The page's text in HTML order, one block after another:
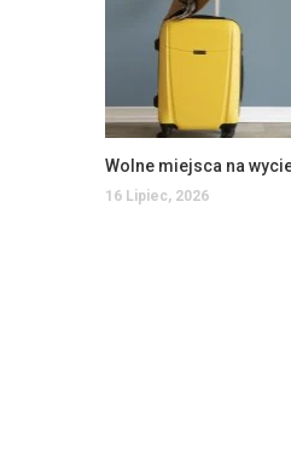
Wolne miejsca na
16 Lipiec, 2026